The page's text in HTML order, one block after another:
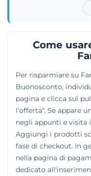
omeopatici mirati,
dermocosmesi
sanitari, alimenti
aproteici e linee per
e Aboca, dando
proprietario Tilab,
interamente radicata
Come
Per risparmiare su
Buonosconto,
pagina e clicca sul
l'offerta". Se appare
negli appunti e visita
Aggiungi i prodotti
fase di checkout. In
nella pagina di
dedicato